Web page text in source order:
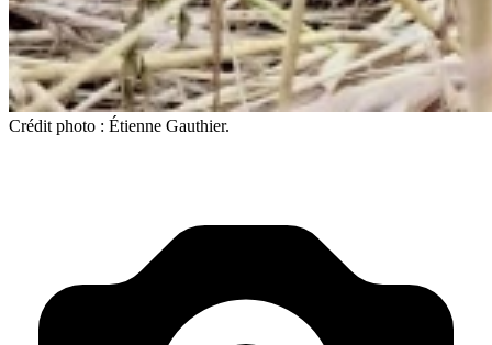
Crédit photo : Étienne Gauthier.